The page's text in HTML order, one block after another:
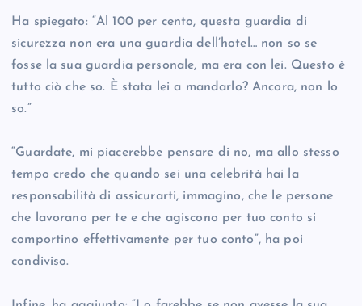
Ha spiegato: “Al 100 per cento, questa guardia di
sicurezza non era una guardia dell’hotel… non so se
fosse la sua guardia personale, ma era con lei. Questo è
tutto ciò che so. È stata lei a mandarlo? Ancora, non lo
so.”
“Guardate, mi piacerebbe pensare di no, ma allo stesso
tempo credo che quando sei una celebrità hai la
responsabilità di assicurarti, immagino, che le persone
che lavorano per te e che agiscono per tuo conto si
comportino effettivamente per tuo conto”, ha poi
condiviso.